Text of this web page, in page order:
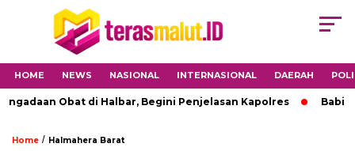
HOME NEWS NASIONAL INTERNASIONAL DAERAH
Obat di Halbar, Begini Penjelasan Kapolres Babinsa
Home / Halmahera Barat